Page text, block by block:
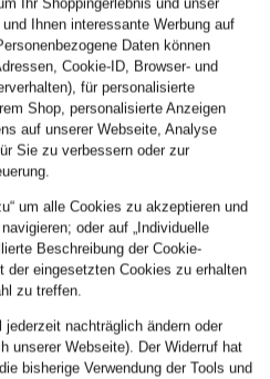
Ihr Shoppingerlebnis und unser
Ihnen interessante Werbung auf
Daten können
Cookie-ID, Browser- und
für personalisierte
Shop, personalisierte Anzeigen
auf unserer Webseite, Analyse
Sie zu verbessern oder zur
um alle Cookies zu akzeptieren und
oder auf „Individuelle
Beschreibung der Cookie-
der eingesetzten Cookies zu erhalten
zu treffen.
nachträglich ändern oder
unserer Webseite). Der Widerruf hat
bisherige Verwendung der Tools und